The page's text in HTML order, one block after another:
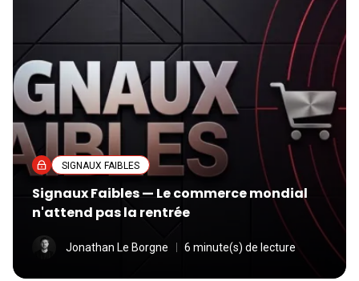
SIGNAUX FAIBLES
Signaux Faibles — Le commerce mondial
n'attend pas la rentrée
Jonathan Le Borgne 6 minute(s) de lecture